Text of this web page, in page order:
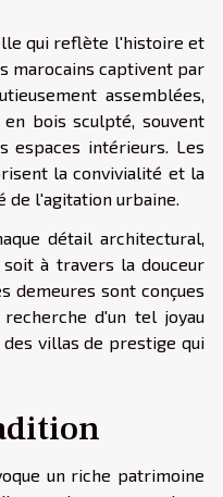
qui reflète l'histoire et
marocains captivent par
assemblées,
bois sculpté, souvent
espaces intérieurs. Les
la convivialité et la
l'agitation urbaine.
détail architectural,
à travers la douceur
demeures sont conçues
d'un tel joyau
villas de prestige qui
un riche patrimoine